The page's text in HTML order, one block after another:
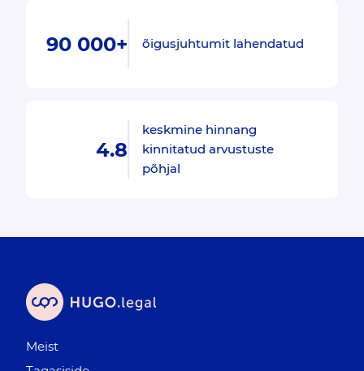
90 000+ õigusjuhtumit lahendatud
4.8
keskmine hinnang
kinnitatud arvustuste
põhjal
Meist